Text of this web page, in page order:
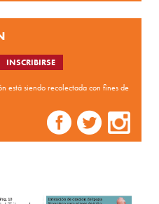
está siendo recolectada con fines de